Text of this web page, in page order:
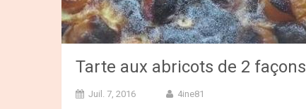
Tarte aux abricots de 2 façons
Juil. 7, 2016 4ine81